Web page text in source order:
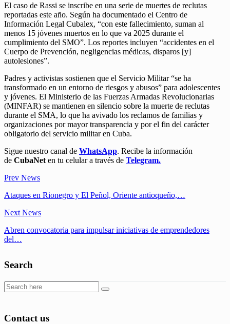
El caso de Rassi se inscribe en una serie de muertes de reclutas
reportadas este año. Según ha documentado el Centro de
Información Legal Cubalex, “con este fallecimiento, suman al
menos 15 jóvenes muertos en lo que va 2025 durante el
cumplimiento del SMO”. Los reportes incluyen “accidentes en el
Cuerpo de Prevención, negligencias médicas, disparos [y]
autolesiones”.
Padres y activistas sostienen que el Servicio Militar “se ha
transformado en un entorno de riesgos y abusos” para adolescentes
y jóvenes. El Ministerio de las Fuerzas Armadas Revolucionarias
(MINFAR) se mantienen en silencio sobre la muerte de reclutas
durante el SMA, lo que ha avivado los reclamos de familias y
organizaciones por mayor transparencia y por el fin del carácter
obligatorio del servicio militar en Cuba.
Sigue nuestro canal de WhatsApp. Recibe la información
de CubaNet en tu celular a través de Telegram.
Prev News
Ataques en Rionegro y El Peñol, Oriente antioqueño,…
Next News
Abren convocatoria para impulsar iniciativas de emprendedores
del…
Search
Contact us